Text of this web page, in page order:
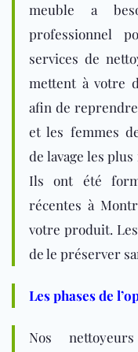
meuble a
professionnel
services de
mettent à votre
afin de reprendre
et les femmes
de lavage les
Ils ont été
récentes à
votre produit.
de le préserver
Les phases de
Nos